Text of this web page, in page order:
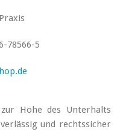
78566-5
Höhe des Unterhalts
und rechtssicher